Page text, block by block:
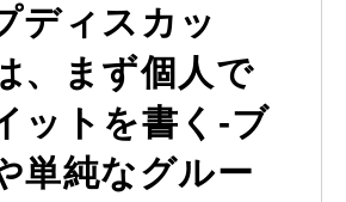
ディスカッ
、まず個人で
ットを書く-ブ
単純なグルー